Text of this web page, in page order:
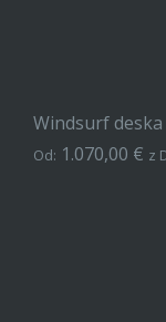
Windsurf deska
Od: 1.070,00 € z